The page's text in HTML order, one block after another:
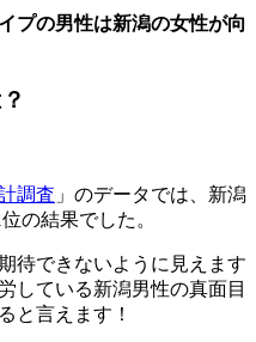
プの男性は新潟の女性が向
調査 」のデータでは、新潟
の結果でした。
待できないように見えます
している新潟男性の​​真面目
と言えます！